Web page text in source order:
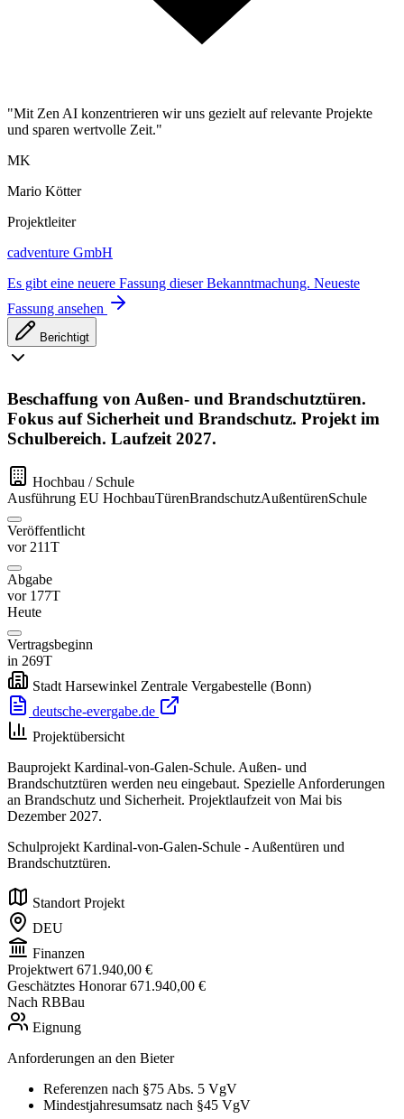
"Mit Zen AI konzentrieren wir uns gezielt auf relevante Projekte
und sparen wertvolle Zeit."
MK
Mario Kötter
Projektleiter
cadventure GmbH
Es gibt eine neuere Fassung dieser Bekanntmachung. Neueste
Fassung ansehen
Berichtigt
Beschaffung von Außen- und Brandschutztüren.
Fokus auf Sicherheit und Brandschutz. Projekt im
Schulbereich. Laufzeit 2027.
Hochbau / Schule
Ausführung EU HochbauTürenBrandschutzAußentürenSchule
Veröffentlicht
vor 211T
Abgabe
vor 177T
Heute
Vertragsbeginn
in 269T
Stadt Harsewinkel Zentrale Vergabestelle (Bonn)
deutsche-evergabe.de
Projektübersicht
Bauprojekt Kardinal-von-Galen-Schule. Außen- und
Brandschutztüren werden neu eingebaut. Spezielle Anforderungen
an Brandschutz und Sicherheit. Projektlaufzeit von Mai bis
Dezember 2027.
Schulprojekt Kardinal-von-Galen-Schule - Außentüren und
Brandschutztüren.
Standort Projekt
DEU
Finanzen
Projektwert 671.940,00 €
Geschätztes Honorar 671.940,00 €
Nach RBBau
Eignung
Anforderungen an den Bieter
Referenzen nach §75 Abs. 5 VgV
Mindestjahresumsatz nach §45 VgV